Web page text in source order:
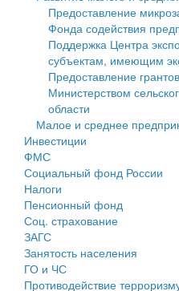
Культура
Образование
Здравоохранение
Социальная защита
Фотоальбом
Открытые данные
Работа с обращениями
Муниципальный контроль
Муниципальные услуги
Проекты административных
Антимонопольный
Противодействие коррупции
объектов недвижимости
Имущественная
среднего
Информационная
среднего
Муниципальные программы
Контрольно-счетная палата
Персональные данные
Оценка регулирующего
Предоставление
Фонда содействия
Поддержка Центра
субъектам, имеющим
Предоставление
Министерством
области
Малое и среднее
Инвестиции
ФМС
Социальный фонд России
Налоги
Пенсионный фонд
Соц. страхование
ЗАГС
Занятость населения
ГО и ЧС
Противодействие